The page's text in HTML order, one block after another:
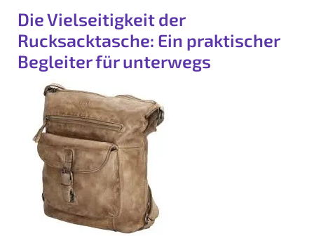
Die Vielseitigkeit der
Rucksacktasche: Ein praktischer
Begleiter für unterwegs